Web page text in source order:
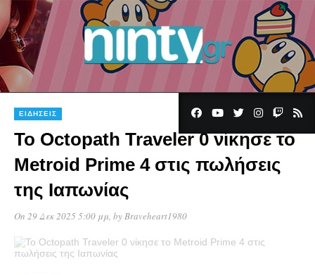
ΕΙΔΉΣΕΙΣ
Το Octopath Traveler 0 νίκησε το
Metroid Prime 4 στις πωλήσεις
της Ιαπωνίας
On 29 Δεκ 2025 5:00 μμ, byBraveheart1980